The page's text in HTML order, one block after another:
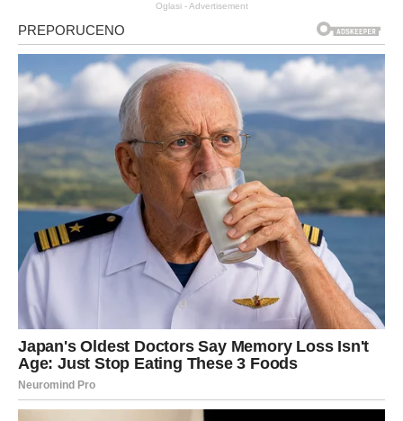
Oglasi - Advertisement